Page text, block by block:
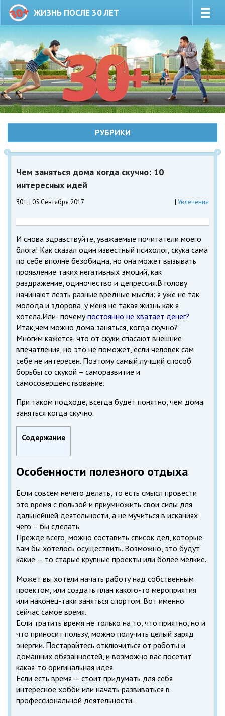
ЖИЗНЬ ПОСЛЕ 30 ЛЕТ
РУБРИКИ
Чем заняться дома когда скучно: 10
интересных идей
30+ 05 Сентября 2017 Увлечения
И снова здравствуйте, уважаемые почитатели моего
блога! Как сказал один известный психолог, скука сама
по себе вполне безобидна, но она может вызывать
проявление таких негативных эмоций, как
раздражение, одиночество и депрессия.В голову
начинают лезть разные вредные мысли: я уже не так
молода и здорова, у меня не такая жизнь как я
хотела.Или- почемупостоянно не хватает денег?
Итак,чем можно дома заняться, когда скучно?
Многим кажется, что от скуки спасают внешние
впечатления, но это не поможет, если человек сам
себе не интересен. Поэтому самый лучший способ
борьбы со скукой – саморазвитие и
самосовершенствование.
При таком подходе, всегда будет понятно, чем дома
заняться когда скучно.
Содержание
Особенности полезного отдыха
Если совсем нечего делать, то есть смысл провести
это время с пользой и приумножить свои силы для
дальнейшей деятельности, а не мучиться в исканиях
чего – бы сделать.
Прежде всего, можно составить список дел, которые
вам бы хотелось осуществить. Возможно, это будут
какие — то старые крупные проекты или более мелкие.
Может вы хотели начать работу над собственным
проектом, или создать план какого-то мероприятия
или наконец-таки заняться спортом. Вот именно
сейчас самое время.
Если тратить время не только на то, что приятно, но и
что приносит пользу, можно получить целый заряд
энергии. Постарайтесь отключиться от работы и
домашних обязанностей, и возможно вас посетит
какая-то оригинальная идея.
Если есть время — стоит придумать для себя
интересное хобби или начать развиваться в
профессиональной деятельности.